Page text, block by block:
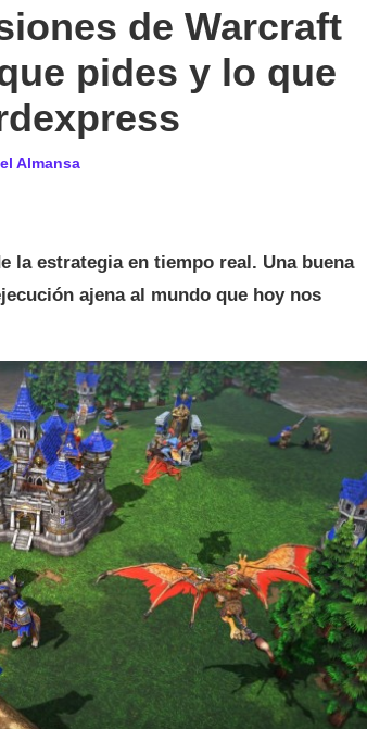
de Warcraft
pides y lo que
Almansa
la estrategia en tiempo real. Una buena
ajena al mundo que hoy nos